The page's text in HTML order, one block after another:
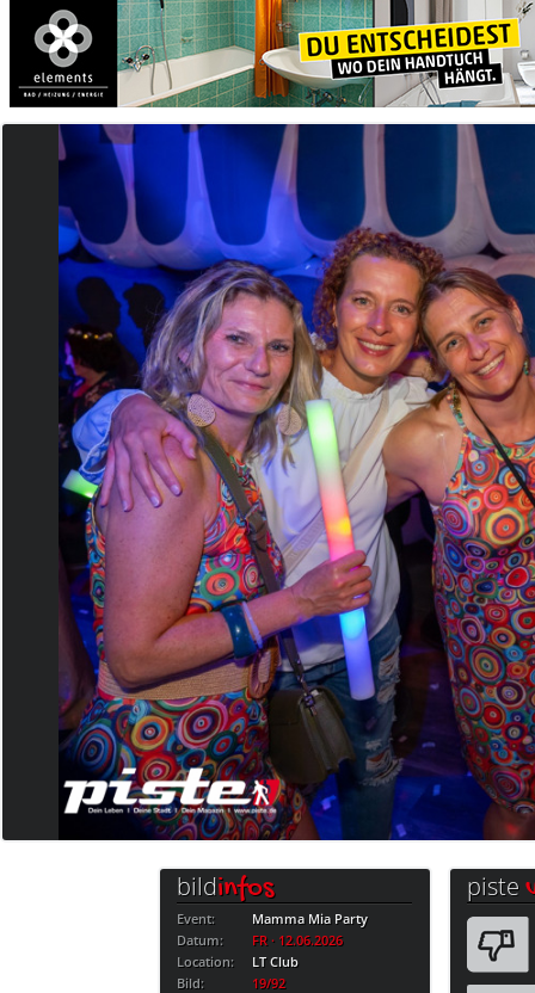
bildinfos
Event:
Mamma Mia Party
Datum:
FR · 12.06.2026
Location:
LT Club
Bild:
19/92
piste